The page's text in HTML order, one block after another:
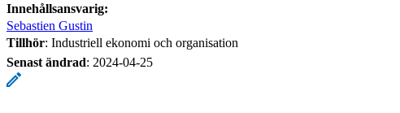
Innehållsansvarig:
Sebastien Gustin
Tillhör: Industriell ekonomi och organisation
Senast ändrad: 2024-04-25